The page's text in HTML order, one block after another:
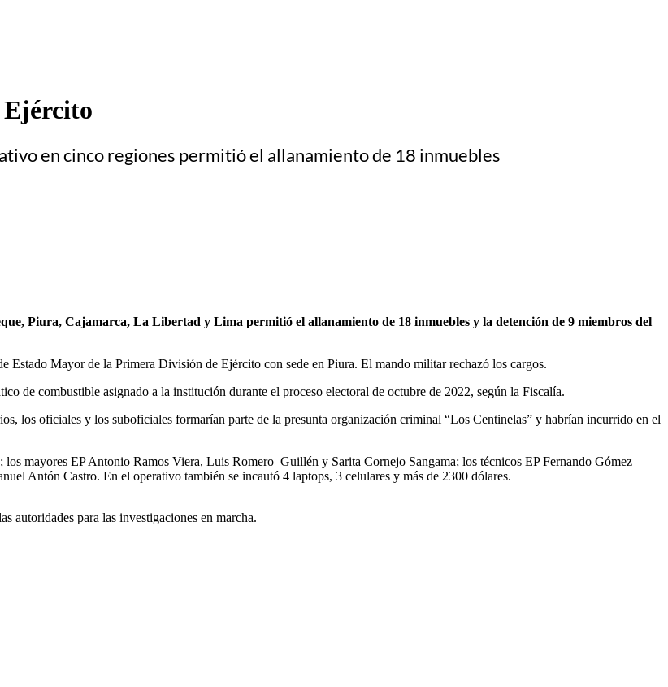
Ejército
en cinco regiones permitió el allanamiento de 18 inmuebles
Piura, Cajamarca, La Libertad y Lima permitió el allanamiento de 18 inmuebles y la detención de 9 miembros del
Mayor de la Primera División de Ejército con sede en Piura. El mando militar rechazó los cargos.
de combustible asignado a la institución durante el proceso electoral de octubre de 2022, según la Fiscalía.
los oficiales y los suboficiales formarían parte de la presunta organización criminal “Los Centinelas” y habrían incurrido en el
mayores EP Antonio Ramos Viera, Luis Romero Guillén y Sarita Cornejo Sangama; los técnicos EP Fernando Gómez
Antón Castro. En el operativo también se incautó 4 laptops, 3 celulares y más de 2300 dólares.
autoridades para las investigaciones en marcha.